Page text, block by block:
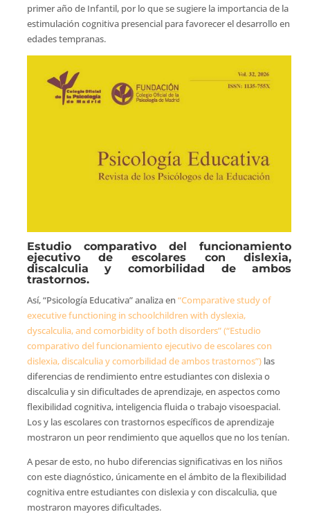
primer año de Infantil, por lo que se sugiere la importancia de la
estimulación cognitiva presencial para favorecer el desarrollo en
edades tempranas.
Estudio comparativo del funcionamiento
ejecutivo de escolares con dislexia,
discalculia y comorbilidad de ambos
trastornos.
Así, “Psicología Educativa” analiza en “Comparative study of
executive functioning in schoolchildren with dyslexia,
dyscalculia, and comorbidity of both disorders” (“Estudio
comparativo del funcionamiento ejecutivo de escolares con
dislexia, discalculia y comorbilidad de ambos trastornos”)las
diferencias de rendimiento entre estudiantes con dislexia o
discalculia y sin dificultades de aprendizaje, en aspectos como
flexibilidad cognitiva, inteligencia fluida o trabajo visoespacial.
Los y las escolares con trastornos específicos de aprendizaje
mostraron un peor rendimiento que aquellos que no los tenían.
A pesar de esto, no hubo diferencias significativas en los niños
con este diagnóstico, únicamente en el ámbito de la flexibilidad
cognitiva entre estudiantes con dislexia y con discalculia, que
mostraron mayores dificultades.